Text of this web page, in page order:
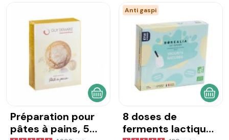
Préparation pour
pâtes à pains, 5
AJOUTER AU PANIER
Anti gaspi
8 doses de
ferments lactiques